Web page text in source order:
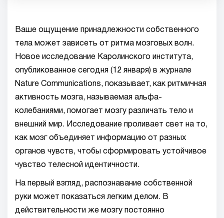
Ваше ощущение принадлежности собственного
тела может зависеть от ритма мозговых волн.
Новое исследование Каролинского института,
опубликованное сегодня (12 января) в журнале
Nature Communications, показывает, как ритмичная
активность мозга, называемая альфа-
колебаниями, помогает мозгу различать тело и
внешний мир. Исследование проливает свет на то,
как мозг объединяет информацию от разных
органов чувств, чтобы сформировать устойчивое
чувство телесной идентичности.
На первый взгляд, распознавание собственной
руки может показаться легким делом. В
действительности же мозгу постоянно